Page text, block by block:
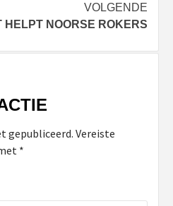
VOLGENDE
NOORSE ROKERS
gepubliceerd. Vereiste
*